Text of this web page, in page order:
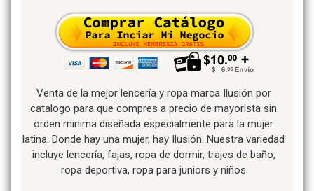
Venta de la mejor lencería y ropa marca Ilusión por
catalogo para que compres a precio de mayorista sin
orden minima diseñada especialmente para la mujer
latina. Donde hay una mujer, hay Ilusión. Nuestra variedad
incluye lencería, fajas, ropa de dormir, trajes de baño,
ropa deportiva, ropa para juniors y niños